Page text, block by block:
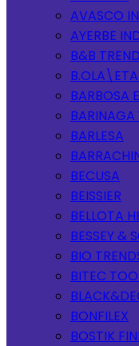
AVASCO
AYERBE
B&B
BARBOSA
BARINAGA
BARLESA
BECUSA
BEISSIER
BELLOTA
BESSEY &
BIO
BITEC
BONFILEX
BOSTIK